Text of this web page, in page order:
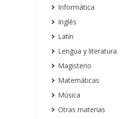
Informática
Inglés
Latín
Lengua y literatura
Magisterio
Matemáticas
Música
Otras materias